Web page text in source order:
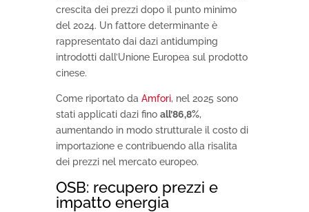
crescita dei prezzi dopo il punto minimo
del 2024. Un fattore determinante è
rappresentato dai dazi antidumping
introdotti dall’Unione Europea sul prodotto
cinese.
Come riportato da Amfori, nel 2025 sono
stati applicati dazi fino all’86,8%,
aumentando in modo strutturale il costo di
importazione e contribuendo alla risalita
dei prezzi nel mercato europeo.
OSB: recupero prezzi e
impatto energia